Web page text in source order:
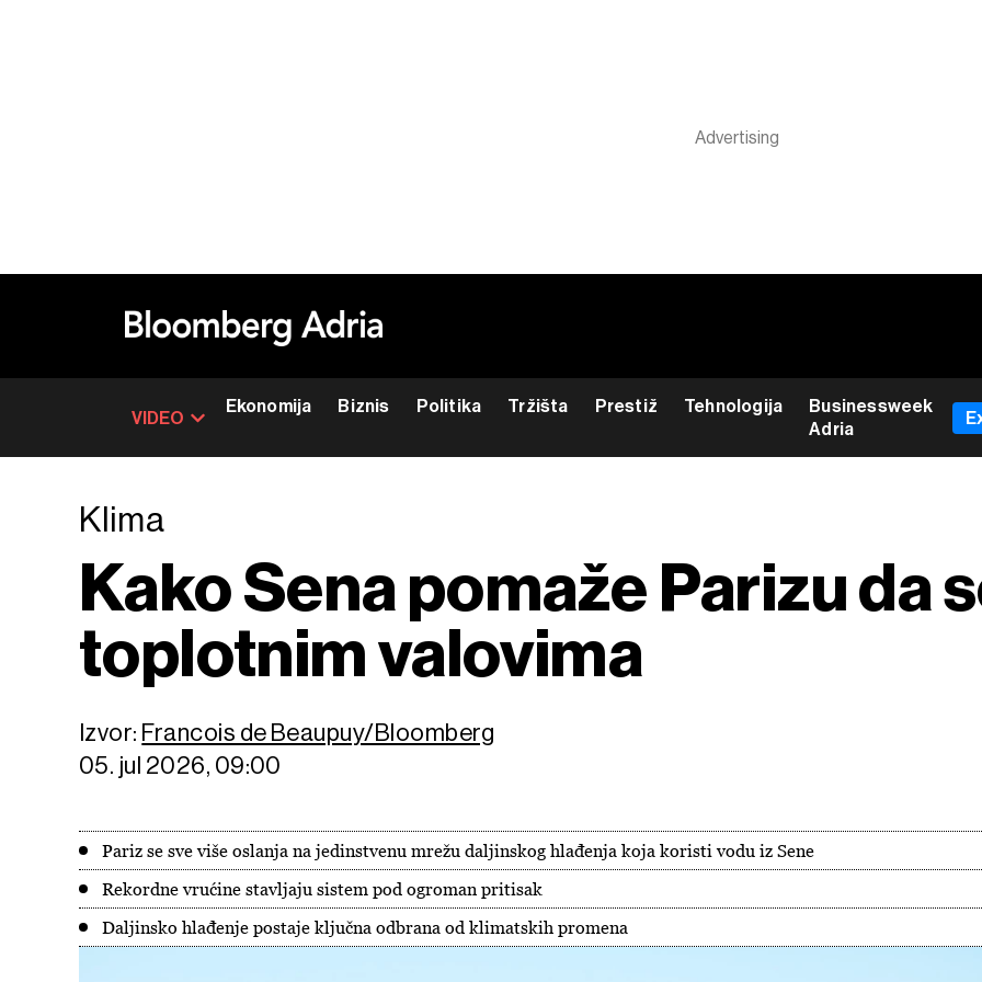
VIDEO
Ekonomija Biznis Politika Tržišta Prestiž Tehnologija
Businessweek
Adria
Klima
Kako Sena pomaže Parizu da
toplotnim valovima
Izvor: Francois de Beaupuy/Bloomberg
05. jul 2026, 09:00
Pariz se sve više oslanja na jedinstvenu mrežu daljinskog hlađenja koja koristi vodu iz Sene
Rekordne vrućine stavljaju sistem pod ogroman pritisak
Daljinsko hlađenje postaje ključna odbrana od klimatskih promena